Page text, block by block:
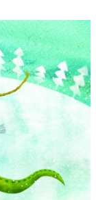
és ha
🙂 Íme